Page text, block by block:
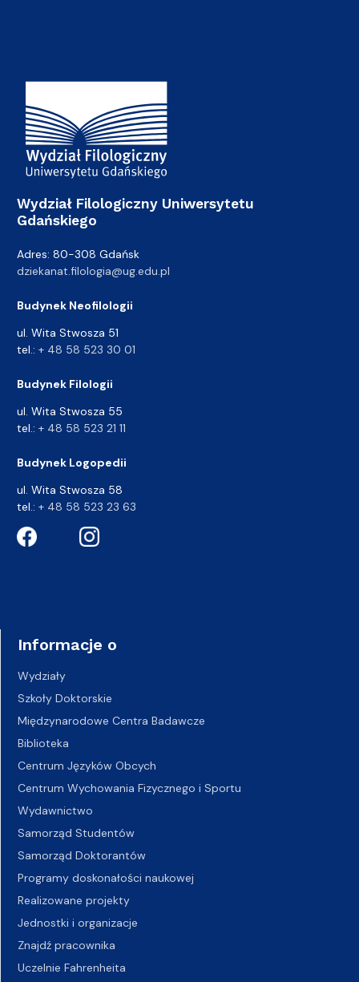
Adres Wydziału
Wydział Filologiczny Uniwersytetu
Gdańskiego
Adres: 80-308 Gdańsk
dziekanat.filologia@ug.edu.pl
Budynek Neofilologii
ul. Wita Stwosza 51
tel.: + 48 58 523 30 01
Budynek Filologii
ul. Wita Stwosza 55
tel.: + 48 58 523 21 11
Budynek Logopedii
ul. Wita Stwosza 58
tel.: + 48 58 523 23 63
Informacje o
Wydziały
Szkoły Doktorskie
Międzynarodowe Centra Badawcze
Biblioteka
Centrum Języków Obcych
Centrum Wychowania Fizycznego i Sportu
Wydawnictwo
Samorząd Studentów
Samorząd Doktorantów
Programy doskonałości naukowej
Realizowane projekty
Jednostki i organizacje
Znajdź pracownika
Uczelnie Fahrenheita